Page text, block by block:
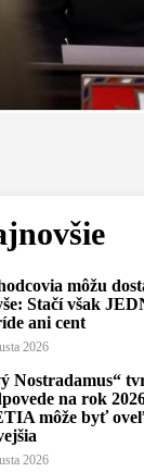
môžu
Stačí však
ani cent
2026
Nostradamus“
na rok
môže byť
2026